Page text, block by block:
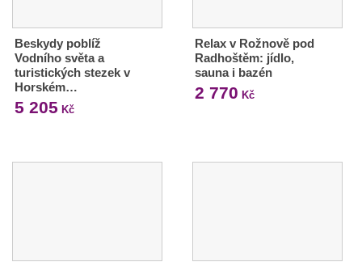
Beskydy poblíž
Vodního světa a
turistických stezek v
Horském…
5 205 Kč
Relax v Rožnově pod
Radhoštěm: jídlo,
sauna i bazén
2 770 Kč